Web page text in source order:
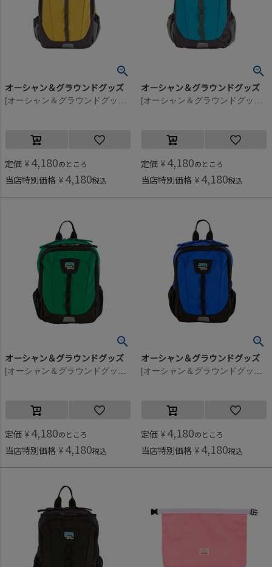
オーシャン＆グラウンドグッズ
定価 ¥ 4,180のところ
当店特別価格 ¥ 4,180税込
オーシャン＆グラウンドグッズ
定価 ¥ 4,180のところ
当店特別価格 ¥ 4,180税込
オーシャン＆グラウンドグッズ
定価 ¥ 4,180のところ
当店特別価格 ¥ 4,180税込
オーシャン＆グラウンドグッズ
定価 ¥ 4,180のところ
当店特別価格 ¥ 4,180税込